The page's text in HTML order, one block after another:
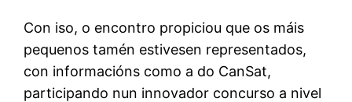
Con iso, o encontro propiciou que os máis
pequenos tamén estivesen representados,
con informacións como a do CanSat,
participando nun innovador concurso a nivel